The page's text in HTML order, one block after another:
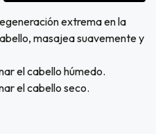
extrema en la
masajea suavemente y
el cabello húmedo.
el cabello seco.